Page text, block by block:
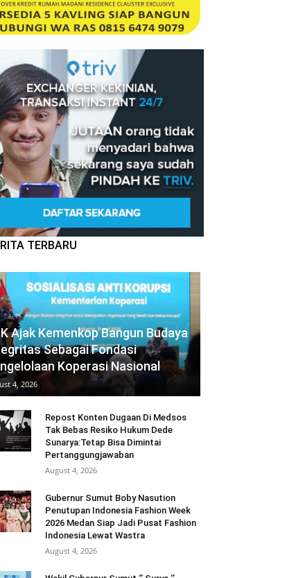
TERBARU
Ajak Kemenkop Bangun Budaya
Sebagai Fondasi
Koperasi Nasional
4, 2026
Repost Konten Dugaan Di Medsos
Tak Bebas Resiko Hukum Dede
Sunarya:Tetap Bisa Dimintai
Pertanggungjawaban
August 4, 2026
Gubernur Sumut Boby Nasution
Penutupan Indonesia Fashion Week
2026 Medan Siap Jadi Pusat Fashion
Indonesia Lewat Wastra
August 4, 2026